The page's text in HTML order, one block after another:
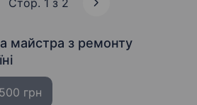
Стор. 1 з 2
майстра з ремонту
грн